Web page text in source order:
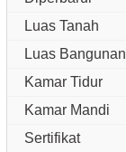
Luas Tanah
Luas Bangunan
Kamar Tidur
Kamar Mandi
Sertifikat